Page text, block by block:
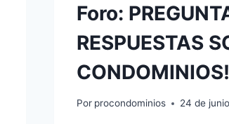
Foro:
RESPUESTAS
CONDOMINIOS!
Por procondominios 24 de